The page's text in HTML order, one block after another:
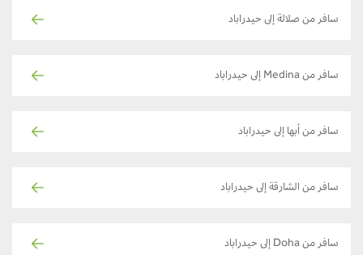
سافر من صلالة إلى حيدراباد
سافر من Medina إلى حيدراباد
سافر من أبها إلى حيدراباد
سافر من الشارقة إلى حيدراباد
سافر من Doha إلى حيدراباد